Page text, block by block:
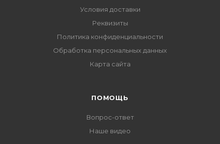
Условия доставки
Реквизиты
Политика конфиденциальности
Обработка персональных данных
Карта сайта
ПОМОЩЬ
Вопрос-ответ
Наше видео